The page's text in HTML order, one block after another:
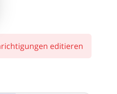
Medien, Software &
editieren